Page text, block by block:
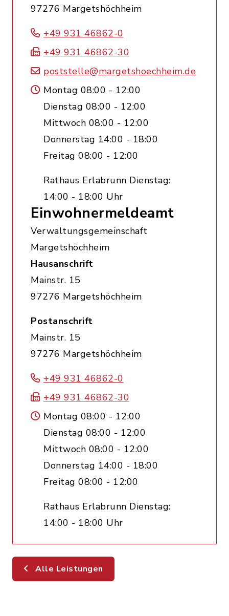
97276 Margetshöchheim
+49 931 46862-0
+49 931 46862-30
poststelle@margetshoechheim.de
Montag 08:00 - 12:00
Dienstag 08:00 - 12:00
Mittwoch 08:00 - 12:00
Donnerstag 14:00 - 18:00
Freitag 08:00 - 12:00
Rathaus Erlabrunn Dienstag:
14:00 - 18:00 Uhr
Einwohnermeldeamt
Verwaltungsgemeinschaft
Margetshöchheim
Hausanschrift
Mainstr. 15
97276 Margetshöchheim
Postanschrift
Mainstr. 15
97276 Margetshöchheim
+49 931 46862-0
+49 931 46862-30
Montag 08:00 - 12:00
Dienstag 08:00 - 12:00
Mittwoch 08:00 - 12:00
Donnerstag 14:00 - 18:00
Freitag 08:00 - 12:00
Rathaus Erlabrunn Dienstag:
14:00 - 18:00 Uhr
Alle Leistungen